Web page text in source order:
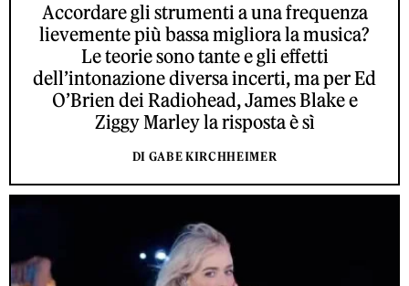
Accordare gli strumenti a una frequenza
lievemente più bassa migliora la musica?
Le teorie sono tante e gli effetti
dell’intonazione diversa incerti, ma per Ed
O’Brien dei Radiohead, James Blake e
Ziggy Marley la risposta è sì
DI GABE KIRCHHEIMER